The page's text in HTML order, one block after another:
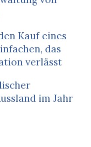
Kauf eines
das
verlässt
im Jahr